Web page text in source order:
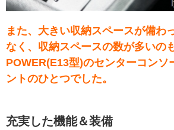
また、大きい収納スペースが備わ
なく、収納スペースの数が多いの
POWER(E13型)のセンターコンソ
ントのひとつでした。
充実した機能＆装備